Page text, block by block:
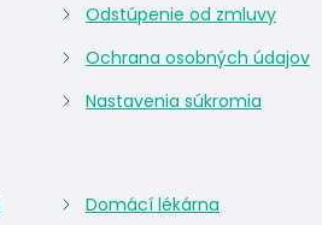
Domácí lékárna
Odstúpenie od zmluvy
Ochrana osobných údajov
Nastavenia súkromia